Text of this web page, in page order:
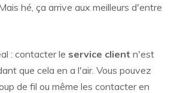
hé, ça arrive aux meilleurs d'entre
: contacter le service client n'est
que cela en a l'air. Vous pouvez
de fil ou même les contacter en